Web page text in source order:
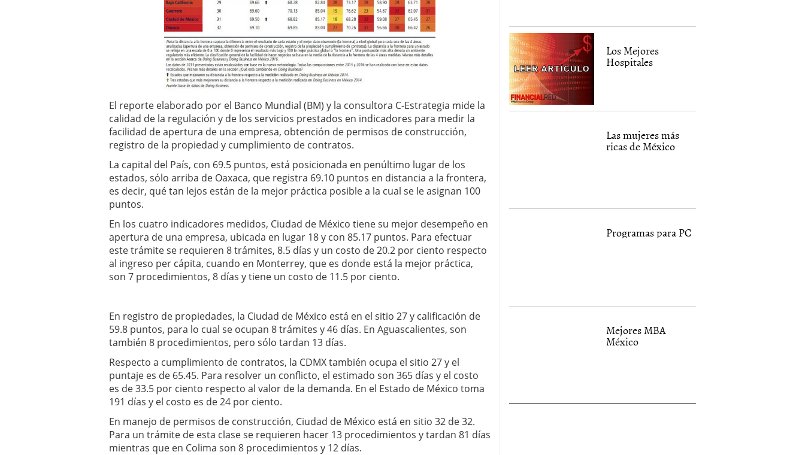
El reporte elaborado por el Banco Mundial (BM) y la consultora C-Estrategia mide la
calidad de la regulación y de los servicios prestados en indicadores para medir la
facilidad de apertura de una empresa, obtención de permisos de construcción,
registro de la propiedad y cumplimiento de contratos.
La capital del País, con 69.5 puntos, está posicionada en penúltimo lugar de los
estados, sólo arriba de Oaxaca, que registra 69.10 puntos en distancia a la frontera,
es decir, qué tan lejos están de la mejor práctica posible a la cual se le asignan 100
puntos.
En los cuatro indicadores medidos, Ciudad de México tiene su mejor desempeño en
apertura de una empresa, ubicada en lugar 18 y con 85.17 puntos. Para efectuar
este trámite se requieren 8 trámites, 8.5 días y un costo de 20.2 por ciento respecto
al ingreso per cápita, cuando en Monterrey, que es donde está la mejor práctica,
son 7 procedimientos, 8 días y tiene un costo de 11.5 por ciento.
En registro de propiedades, la Ciudad de México está en el sitio 27 y calificación de
59.8 puntos, para lo cual se ocupan 8 trámites y 46 días. En Aguascalientes, son
también 8 procedimientos, pero sólo tardan 13 días.
Respecto a cumplimiento de contratos, la CDMX también ocupa el sitio 27 y el
puntaje es de 65.45. Para resolver un conflicto, el estimado son 365 días y el costo
es de 33.5 por ciento respecto al valor de la demanda. En el Estado de México toma
191 días y el costo es de 24 por ciento.
En manejo de permisos de construcción, Ciudad de México está en sitio 32 de 32.
Para un trámite de esta clase se requieren hacer 13 procedimientos y tardan 81 días
mientras que en Colima son 8 procedimientos y 12 días.
Los Mejores
Hospitales
Las mujeres más
ricas de México
Programas para PC
Mejores MBA
México